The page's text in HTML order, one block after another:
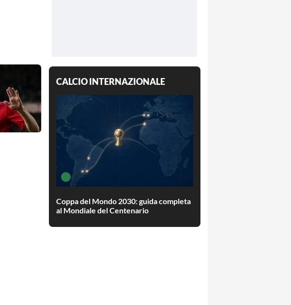
CALCIO INTERNAZIONALE
Coppa del Mondo 2030: guida completa
al Mondiale del Centenario